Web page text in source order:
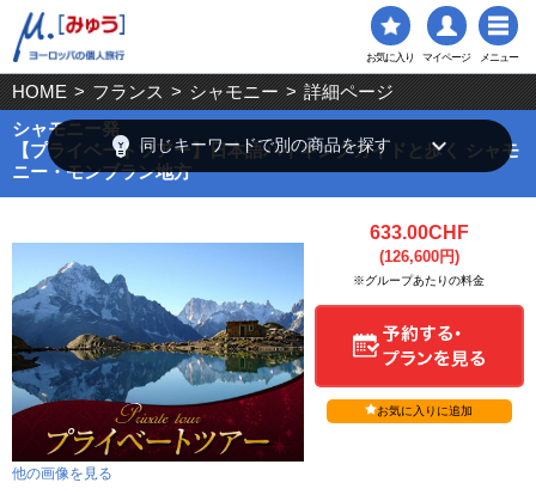
お気に入り マイページ メニュー
HOME > フランス > シャモニー > 詳細ページ
シャモニー発
【プライベートツアー】日本語ハイキングガイドと歩く シャモ
ニー・モンブラン地方
他の画像を見る
633.00CHF
(126,600円)
※グループあたりの料金
お気に入りに追加
emoji_objects 同じキーワードで別の商品を探す keyboard_arrow_down